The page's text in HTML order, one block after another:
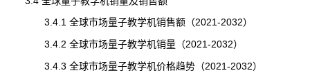
3.4.1 全球市场量子教学机销售额（2021-2032）
3.4.2 全球市场量子教学机销量（2021-2032）
3.4.3 全球市场量子教学机价格趋势（2021-2032）